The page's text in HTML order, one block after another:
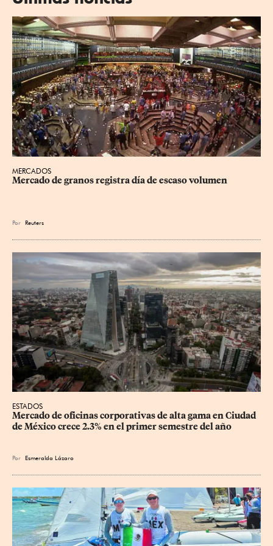
MERCADOS
Mercado de granos registra día de escaso volumen
Por Reuters
ESTADOS
Mercado de oficinas corporativas de alta gama en Ciudad
de México crece 2.3% en el primer semestre del año
Por Esmeralda Lázaro